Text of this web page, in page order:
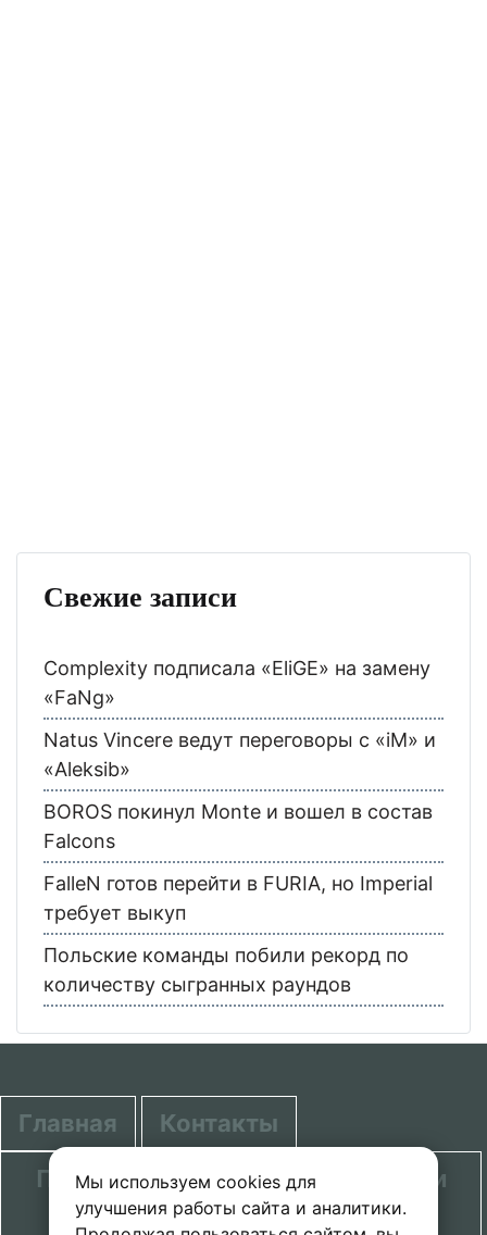
Мы используем cookies для
улучшения работы сайта и аналитики.
Свежие записи
Complexity подписала «EliGE» на замену
«FaNg»
Natus Vincere ведут переговоры с «iM» и
«Aleksib»
BOROS покинул Monte и вошел в состав
Falcons
FalleN готов перейти в FURIA, но Imperial
требует выкуп
Польские команды побили рекорд по
количеству сыгранных раундов
Главная
Контакты
Политика в отношении обработки
персональных данных